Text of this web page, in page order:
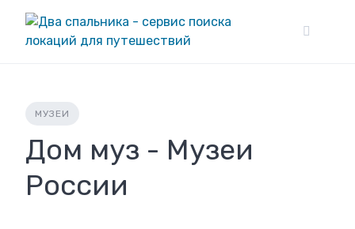
content
МУЗЕИ
Дом муз - Музеи
России